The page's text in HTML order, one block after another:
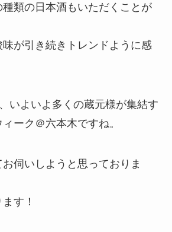
種類の日本酒もいただくことが
が引き続きトレンドように感
いよいよ多くの蔵元様が集結す
ーク＠六本木ですね。
伺いしようと思っておりま
す！